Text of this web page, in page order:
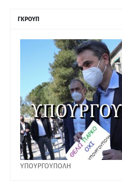
ΓΚΡΟΥΠ
ΥΠΟΥΡΓΟΥΠΟΛΗ